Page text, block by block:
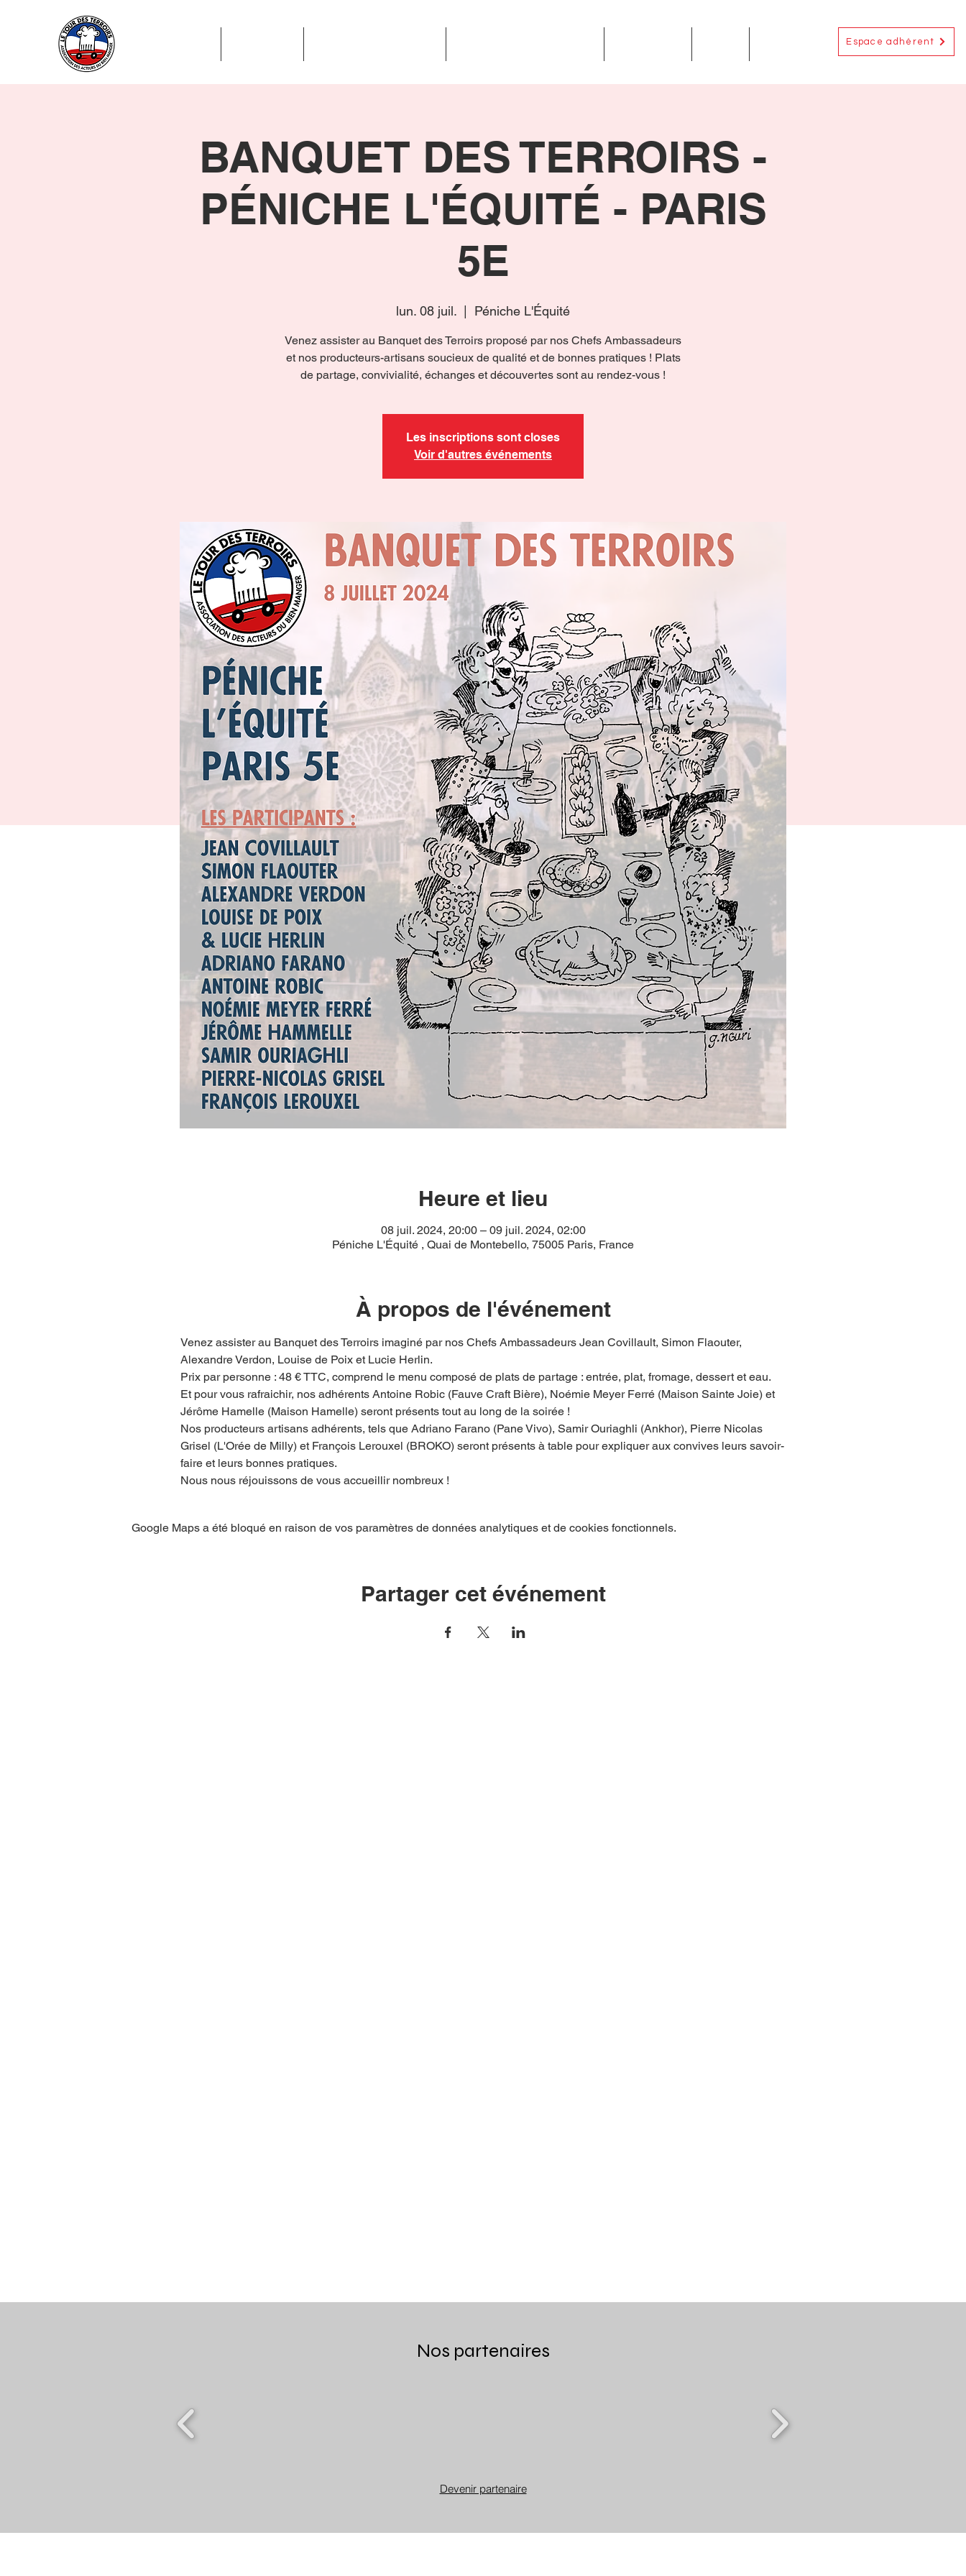
Espace adhérent
BANQUET DES TERROIRS -
PÉNICHE L'ÉQUITÉ - PARIS
5E
lun. 08 juil. Péniche L'Équité
Venez assister au Banquet des Terroirs proposé par nos Chefs Ambassadeurs
et nos producteurs-artisans soucieux de qualité et de bonnes pratiques ! Plats
de partage, convivialité, échanges et découvertes sont au rendez-vous !
Les inscriptions sont closes
Voir d'autres événements
Heure et lieu
08 juil. 2024, 20:00 – 09 juil. 2024, 02:00
Péniche L'Équité , Quai de Montebello, 75005 Paris, France
À propos de l'événement
Venez assister au Banquet des Terroirs imaginé par nos Chefs Ambassadeurs Jean Covillault, Simon Flaouter,
Alexandre Verdon, Louise de Poix et Lucie Herlin.
Prix par personne : 48 € TTC, comprend le menu composé de plats de partage : entrée, plat, fromage, dessert et eau.
Et pour vous rafraichir, nos adhérents Antoine Robic (Fauve Craft Bière), Noémie Meyer Ferré (Maison Sainte Joie) et
Jérôme Hamelle (Maison Hamelle) seront présents tout au long de la soirée !
Nos producteurs artisans adhérents, tels que Adriano Farano (Pane Vivo), Samir Ouriaghli (Ankhor), Pierre Nicolas
Grisel (L'Orée de Milly) et François Lerouxel (BROKO) seront présents à table pour expliquer aux convives leurs savoir-
faire et leurs bonnes pratiques.
Nous nous réjouissons de vous accueillir nombreux !
Google Maps a été bloqué en raison de vos paramètres de données analytiques et de cookies fonctionnels.
Partager cet événement
Nos partenaires
Devenir partenaire